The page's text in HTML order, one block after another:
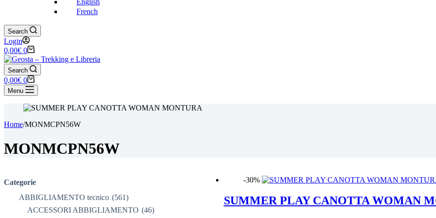
French
Search
Login
Carrello
0,00€ 0
Search
Carrello
0,00€ 0
Menu
Home/MONMCPN56W
MONMCPN56W
-30%
SUMMER PLAY CANOTTA WOMAN
Categorie
ABBIGLIAMENTO tecnico (561)
ACCESSORI ABBIGLIAMENTO (46)